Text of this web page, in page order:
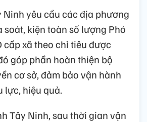
Ninh yêu cầu các địa phương
kiện toàn số lượng Phó
cấp xã theo chỉ tiêu được
góp phần hoàn thiện bộ
cơ sở, đảm bảo vận hành
lực, hiệu quả.
Tây Ninh, sau thời gian vận